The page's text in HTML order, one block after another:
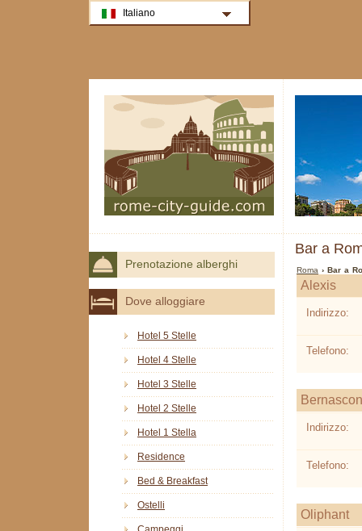
Bar a
Roma › Bar a
Alexis
Indirizzo:
Telefono:
Indirizzo:
Telefono:
Oliphant
Prenotazione alberghi
Dove alloggiare
Hotel 5 Stelle
Hotel 4 Stelle
Hotel 3 Stelle
Hotel 2 Stelle
Hotel 1 Stella
Residence
Bed & Breakfast
Ostelli
Italiano